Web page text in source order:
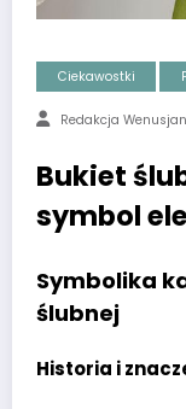
Ciekawostki
Redakcja
Bukiet
symbol
Symbolika
ślubnej
Historia i